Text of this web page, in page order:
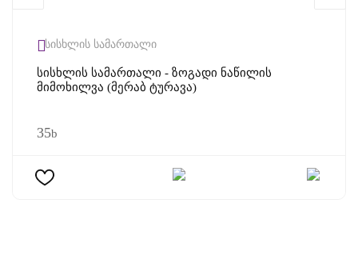
სისხლის სამართალი
Სისხლის Სამართალი - Ზოგადი Ნაწილის
Მიმოხილვა (მერაბ Ტურავა)
35b